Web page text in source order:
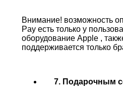
Внимание! возможность
Pay есть только у
оборудование Apple ,
поддерживается только
7. Подарочным